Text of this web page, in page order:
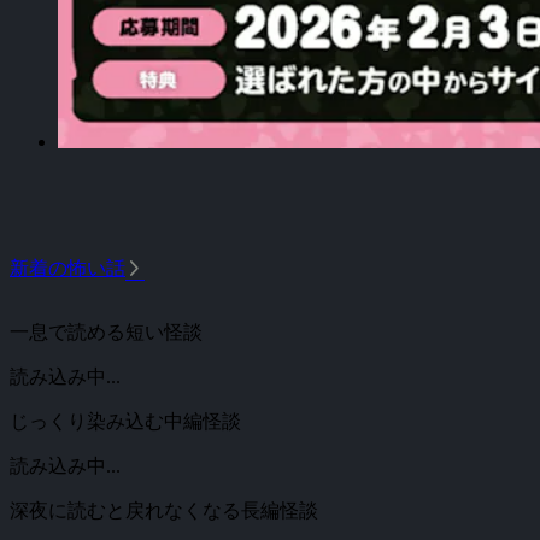
新着の怖い話 arrow_forward_ios
一息で読める短い怪談
読み込み中...
じっくり染み込む中編怪談
読み込み中...
深夜に読むと戻れなくなる長編怪談